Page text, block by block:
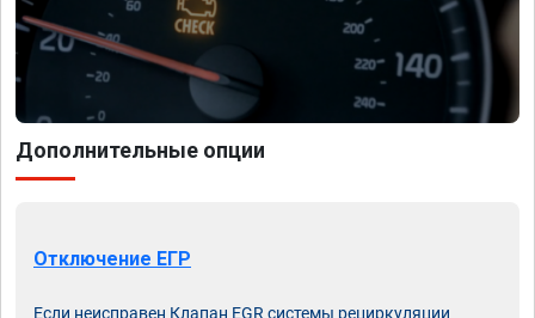
Дополнительные опции
Отключение ЕГР
Если неисправен Клапан EGR системы рециркуляции